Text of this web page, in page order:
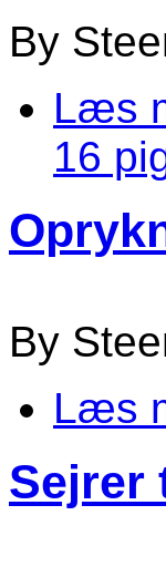
By
Læs
16
By
Læs
Sejrer